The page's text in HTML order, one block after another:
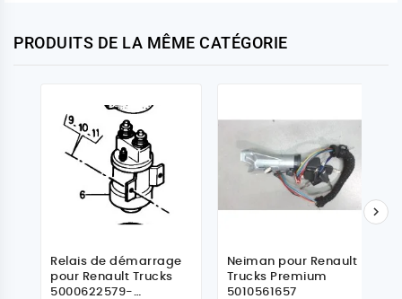
PRODUITS DE LA MÊME CATÉGORIE
Relais de démarrage
pour Renault Trucks
5000622579-
Neiman pour Renault
Trucks Premium
5010561657
